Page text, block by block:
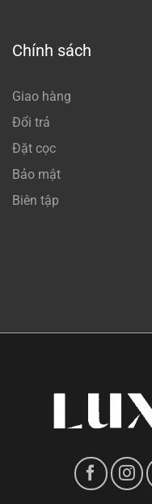
Chính sách
Giao hàng
Đổi trả
Đặt cọc
Bảo mật
Biên tập